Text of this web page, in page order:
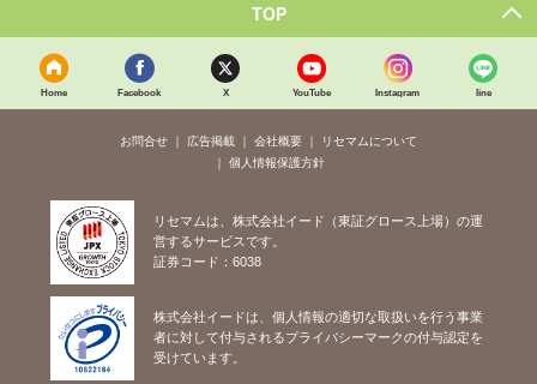
TOP
Home Facebook X YouTube Instagram line
お問合せ 広告掲載 会社概要
リセマムについて
個人情報保護方針
リセマムは、株式会社イード（東証グロース上場）の運
営するサービスです。
証券コード：6038
株式会社イードは、個人情報の適切な取扱いを行う事業
者に対して付与されるプライバシーマークの付与認定を
受けています。